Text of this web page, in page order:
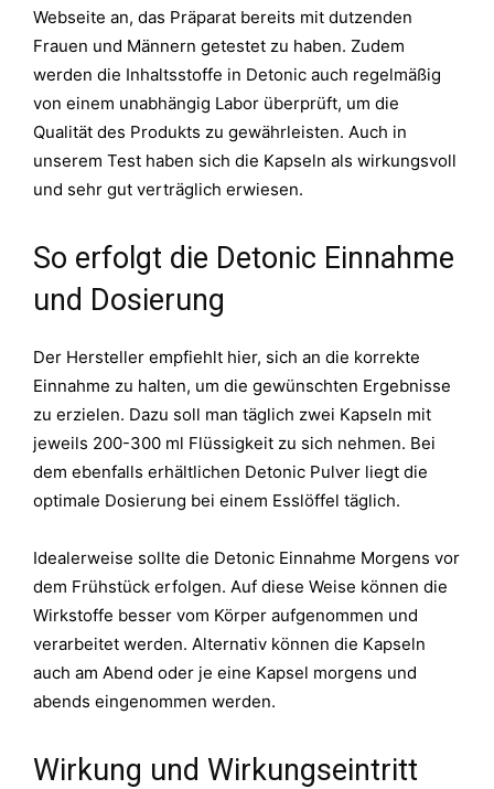
Webseite an, das Präparat bereits mit dutzenden
Frauen und Männern getestet zu haben. Zudem
werden die Inhaltsstoffe in Detonic auch regelmäßig
von einem unabhängig Labor überprüft, um die
Qualität des Produkts zu gewährleisten. Auch in
unserem Test haben sich die Kapseln als wirkungsvoll
und sehr gut verträglich erwiesen.
So erfolgt die Detonic Einnahme
und Dosierung
Der Hersteller empfiehlt hier, sich an die korrekte
Einnahme zu halten, um die gewünschten Ergebnisse
zu erzielen. Dazu soll man täglich zwei Kapseln mit
jeweils 200-300 ml Flüssigkeit zu sich nehmen. Bei
dem ebenfalls erhältlichen Detonic Pulver liegt die
optimale Dosierung bei einem Esslöffel täglich.
Idealerweise sollte die Detonic Einnahme Morgens vor
dem Frühstück erfolgen. Auf diese Weise können die
Wirkstoffe besser vom Körper aufgenommen und
verarbeitet werden. Alternativ können die Kapseln
auch am Abend oder je eine Kapsel morgens und
abends eingenommen werden.
Wirkung und Wirkungseintritt